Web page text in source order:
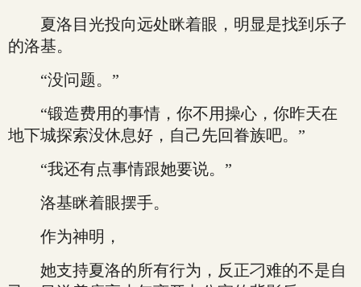
夏洛目光投向远处眯着眼，明显是找到乐子
的洛基。
“没问题。”
“锻造费用的事情，你不用操心，你昨天在
地下城探索没休息好，自己先回眷族吧。”
“我还有点事情跟她要说。”
洛基眯着眼摆手。
作为神明，
她支持夏洛的所有行为，反正刁难的不是自